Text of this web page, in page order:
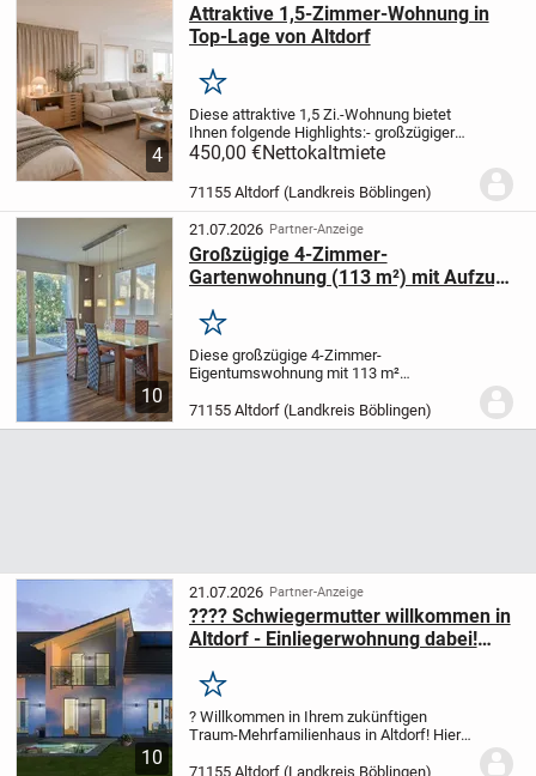
4
Attraktive 1,5-Zimmer-Wohnung in
Top-Lage von Altdorf
Merken
Diese attraktive 1,5 Zi.-Wohnung bietet
Ihnen folgende Highlights:- großzügiger
Wohn-/Essbereich- Einbauküche mit allen
notwendigen Ausstattungen
Tageslichtbad mit Dusche und WM-
Anschluss-...
450,00 €Nettokaltmiete
71155 Altdorf (Landkreis Böblingen)
10
21.07.2026 Partner-Anzeige
Großzügige 4-Zimmer-
Gartenwohnung (113 m²) mit Aufzug
Merken
Diese großzügige 4-Zimmer-
Eigentumswohnung mit 113 m²
sich in bevorzugter, ruhiger Wohnlage von
Altdorf im Erdgeschoss eines gepflegten,
71155 Altdorf (Landkreis Böblingen)
10
21.07.2026 Partner-Anzeige
???? Schwiegermutter willkommen in
Altdorf - Einliegerwohnung dabei!
Merken
? Willkommen in Ihrem zukünftigen
Traum-Mehrfamilienhaus in Altdorf! Hier
und Ihr neues Zuhause ganz nach Ihren
71155 Altdorf (Landkreis Böblingen)